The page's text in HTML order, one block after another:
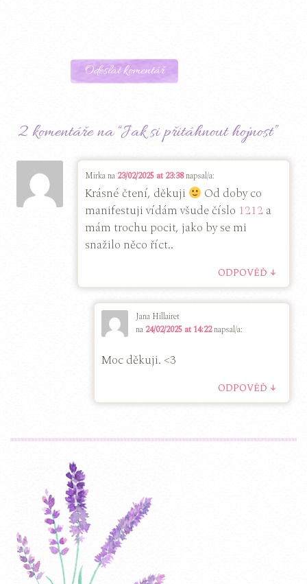
2 komentáře na “Jak si přitáhnout hojnost”
Mirkana 23/02/2025 at 23:38napsal/a:
Krásné čtení, děkuji
Od doby co
manifestuji vídám všude číslo 1212 a
mám trochu pocit, jako by se mi
snažilo něco říct..
ODPOVĚĎ ↓
Jana Hillairet
na 24/02/2025 at 14:22napsal/a:
Moc děkuji. <3
ODPOVĚĎ ↓